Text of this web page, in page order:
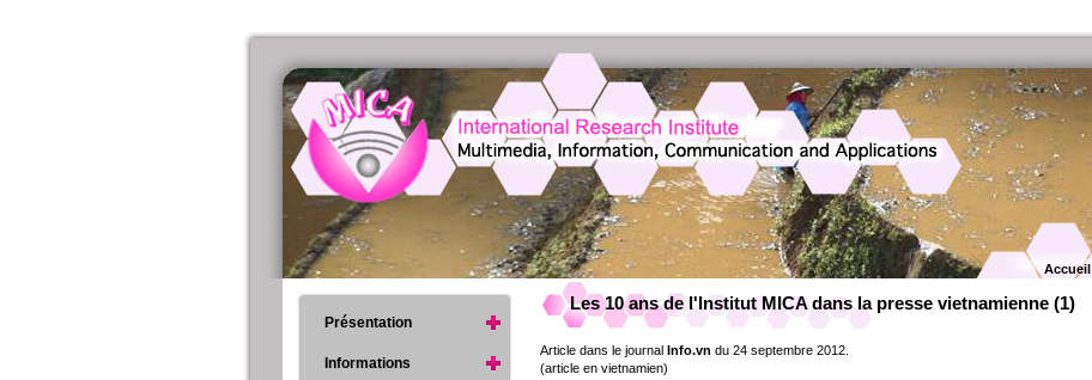
Accueil
Les 10 ans de l'Institut MICA dans la presse vietnamienne (1)
Article dans le journalInfo.vndu 24 septembre 2012.
(article en vietnamien)
Présentation
Informations